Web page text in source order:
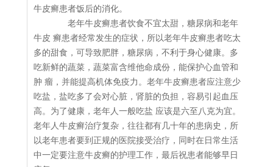
牛皮癣患者饭后的消化。
老年牛皮癣患者饮食不宜太甜，糖尿病和老年
牛皮 癣患者经常发生的症状，所以老年牛皮癣患者吃太
多的甜食，可导致肥胖，糖尿病，不利于身心健康。多
吃新鲜的蔬菜，蔬菜富含维他命成份，能保护心血管和
肿 瘤，并能提高机体免疫力。老年牛皮癣患者应注意少
吃盐，盐吃多了会对心脏，肾脏的负担，容易引起血压
高。为了健康，老年人一般吃盐 应该是六至八克为宜。
老年人牛皮癣治疗复杂，往往都有几十年的患病史，所
以老年患者要到正规的医院接受治疗，同时在日常生活
中一定要注意牛皮癣的护理工作，最后祝患者能够早日